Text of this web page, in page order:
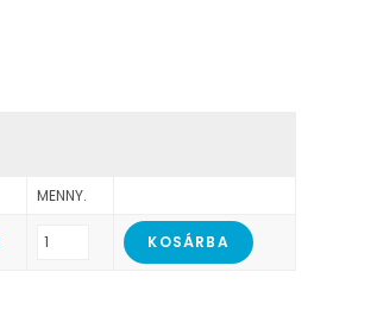
MENNY.
KOSÁRBA